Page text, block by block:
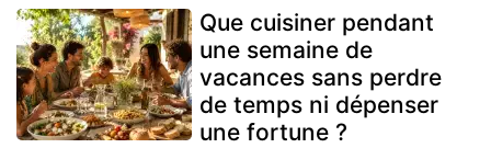
Que cuisiner pendant
une semaine de
vacances sans perdre
de temps ni dépenser
une fortune ?